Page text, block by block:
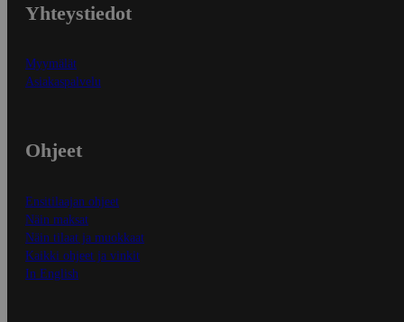
Yhteystiedot
Myymälät
Asiakaspalvelu
Ohjeet
Ensitilaajan ohjeet
Näin maksat
Näin tilaat ja muokkaat
Kaikki ohjeet ja vinkit
In English